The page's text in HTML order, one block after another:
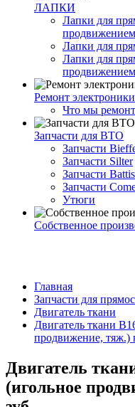
ЛАПКИ
Лапки для
продвижением
Лапки для
Лапки для
продвижением
Ремонт
Что мы
Запчасти для ВТО
Запчасти
Запчасти Silter
Запчасти
Запчасти
Утюги
Собственное
Главная
Запчасти для
Двигатель ткани
Двигатель ткани
продвижение, тяж.)
Двигатель
(игольное